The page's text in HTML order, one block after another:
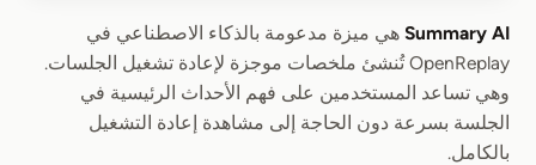
الملخص بالذكاء
Summary AI هي ميزة مدعومة بالذكاء الاصطناعي في
OpenReplay تُنشئ ملخصات موجزة لإعادة تشغيل الجلسات.
وهي تساعد المستخدمين على فهم الأحداث الرئيسية في
الجلسة بسرعة دون الحاجة إلى مشاهدة إعادة التشغيل
بالكامل.